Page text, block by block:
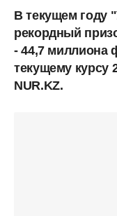
В текущем году
рекордный
- 44,7 миллиона
текущему курсу
NUR.KZ.